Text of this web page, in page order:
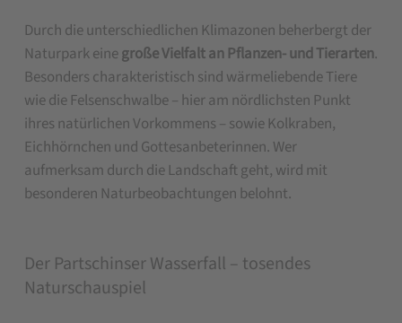
Durch die unterschiedlichen Klimazonen beherbergt der
Naturpark einegroße Vielfalt an Pflanzen- und Tierarten.
Besonders charakteristisch sind wärmeliebende Tiere
wie die Felsenschwalbe – hier am nördlichsten Punkt
ihres natürlichen Vorkommens – sowie Kolkraben,
Eichhörnchen und Gottesanbeterinnen. Wer
aufmerksam durch die Landschaft geht, wird mit
besonderen Naturbeobachtungen belohnt.
Der Partschinser Wasserfall – tosendes
Naturschauspiel